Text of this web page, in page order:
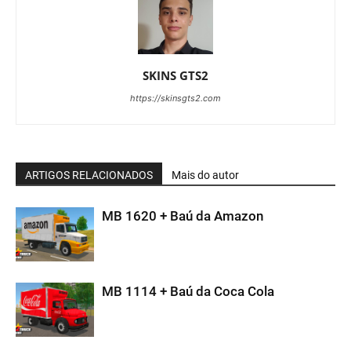
SKINS GTS2
https://skinsgts2.com
ARTIGOS RELACIONADOS Mais do autor
MB 1620 + Baú da Amazon
MB 1114 + Baú da Coca Cola